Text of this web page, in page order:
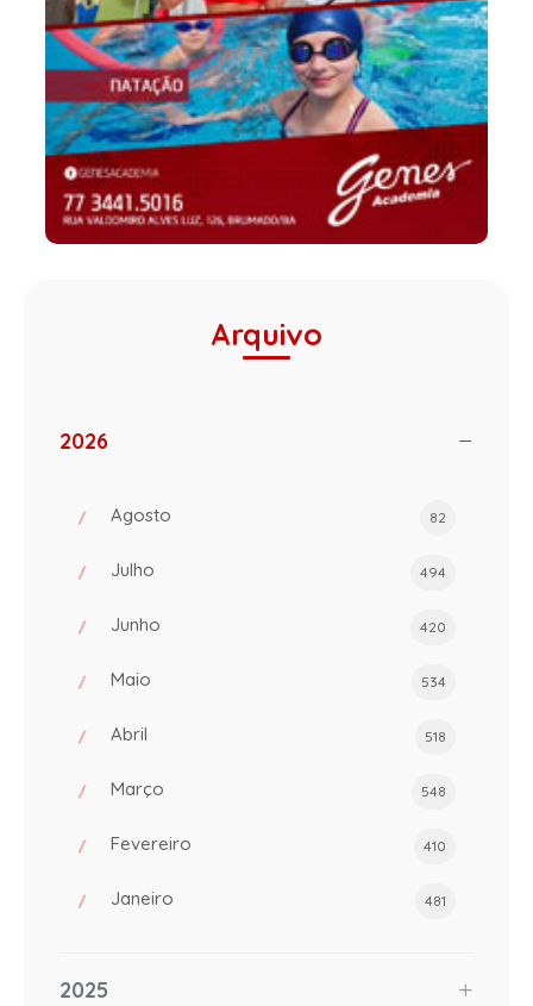
Arquivo
2026
Agosto 82
Julho 494
Junho 420
Maio 534
Abril 518
Março 548
Fevereiro 410
Janeiro 481
2025